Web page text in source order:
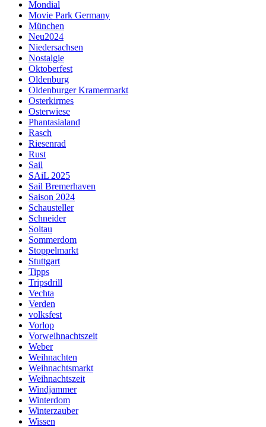
Mondial
Movie Park Germany
München
Neu2024
Niedersachsen
Nostalgie
Oktoberfest
Oldenburg
Oldenburger Kramermarkt
Osterkirmes
Osterwiese
Phantasialand
Rasch
Riesenrad
Rust
Sail
SAiL 2025
Sail Bremerhaven
Saison 2024
Schausteller
Schneider
Soltau
Sommerdom
Stoppelmarkt
Stuttgart
Tipps
Tripsdrill
Vechta
Verden
volksfest
Vorlop
Vorweihnachtszeit
Weber
Weihnachten
Weihnachtsmarkt
Weihnachtszeit
Windjammer
Winterdom
Winterzauber
Wissen